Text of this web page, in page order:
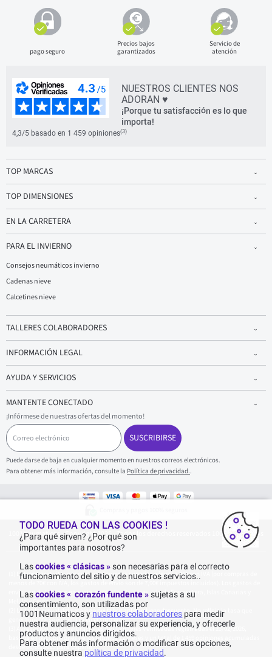
pago seguro
Precios bajos
garantizados
Servicio de
atención
NUESTROS CLIENTES NOS
ADORAN ♥
¡Porque tu satisfacción es lo que
importa!
4,3/5 basado en 1 459 opiniones(3)
TOP MARCAS
TOP DIMENSIONES
EN LA CARRETERA
PARA EL INVIERNO
Consejos neumáticos invierno
Cadenas nieve
Calcetines nieve
TALLERES COLABORADORES
INFORMACIÓN LEGAL
AYUDA Y SERVICIOS
MANTENTE CONECTADO
¡Infórmese de nuestras ofertas del momento!
C
o
r
r
e
o
l
SUSCRIBIRSE
Puede darse de baja en cualquier momento en nuestros correos electrónicos.
Para obtener más información, consulte la Política de privacidad..
1001Neumaticos - Copyright 2025 - Todos los derechos reservados 1001Neumaticos
Entrega gratuita: por cualquier compra superior o igual a 70€ con IVA (por compras de
menos de 70€ con IVA, los gastos de envío son de 7,90€ impuestos incluidos). Los gastos de
envío son de 120€ por paquete, para Islas Baleares, Isla de Formentera, Islas Canarias y
Melilla y Ceuta.
La tarifa actual del catálogo del fabricante no tiene descuento. No refleja la tasa que
generalmente se encuentra en el sitio web.
Agregación de las valoraciones de Opiniones Verificadas registradas el 23/02/2026,
basada en 861 opiniones de los últimos 12 meses y un total de 1 459 opiniones acumuladas
desde 06/08/2015 para España.
TODO RUEDA CON LAS COOKIES !
¿Para qué sirven? ¿Por qué son
importantes para nosotros?
Lascookies « clásicas »son necesarias para el correcto
funcionamiento del sitio y de nuestros servicios..
Lascookies « corazón fundente » sujetas a su
consentimiento, son utilizadas por
1001Neumaticos y nuestros colaboradores para medir
nuestra audiencia, personalizar su experiencia, y ofrecerle
productos y anuncios dirigidos.
Para obtener más información o modificar sus opciones,
consulte nuestra política de privacidad.